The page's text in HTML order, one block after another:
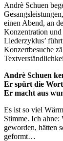
Andrè Schuen
einen Abend, an
Konzentration
Liederzyklus’
Konzertbesuche
Andrè Schuen
Er spürt die
Er macht aus
Es ist so viel
Stimme. Ich
geworden, hätten
geformt…